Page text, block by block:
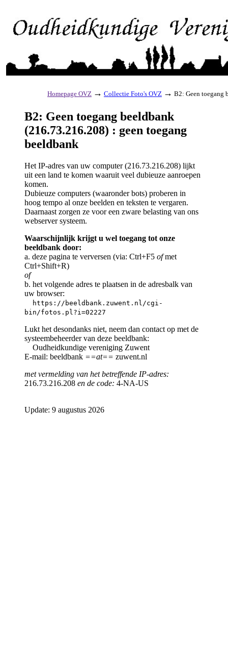
Homepage OVZ → Collectie Foto's OVZ → B2: Geen toegang
B2: Geen toegang beeldbank
(216.73.216.208) : geen toegang
beeldbank
Het IP-adres van uw computer (216.73.216.208) lijkt
uit een land te komen waaruit veel dubieuze aanroepen
komen.
Dubieuze computers (waaronder bots) proberen in
hoog tempo al onze beelden en teksten te vergaren.
Daarnaast zorgen ze voor een zware belasting van ons
webserver systeem.
Waarschijnlijk krijgt u wel toegang tot onze
beeldbank door:
a. deze pagina te verversen (via: Ctrl+F5 ofmet
Ctrl+Shift+R)
of
b. het volgende adres te plaatsen in de adresbalk van
uw browser:
https://beeldbank.zuwent.nl/cgi-
bin/fotos.pl?i=02227
Lukt het desondanks niet, neem dan contact op met de
systeembeheerder van deze beeldbank:
Oudheidkundige vereniging Zuwent
E-mail: beeldbank ==at== zuwent.nl
met vermelding van het betreffende IP-adres:
216.73.216.208 en de code: 4-NA-US
Update: 9 augustus 2026